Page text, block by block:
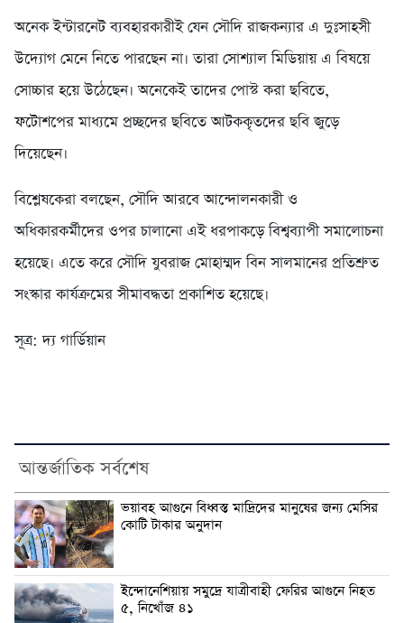
অনেক ইন্টারনেট ব্যবহারকারীই যেন সৌদি রাজকন্যার এ দুঃসাহসী
উদ্যোগ মেনে নিতে পারছেন না। তারা সোশ্যাল মিডিয়ায় এ বিষয়ে
সোচ্চার হয়ে উঠেছেন। অনেকেই তাদের পোস্ট করা ছবিতে,
ফটোশপের মাধ্যমে প্রচ্ছদের ছবিতে আটককৃতদের ছবি জুড়ে
দিয়েছেন।
বিশ্লেষকেরা বলছেন, সৌদি আরবে আন্দোলনকারী ও
অধিকারকর্মীদের ওপর চালানো এই ধরপাকড়ে বিশ্বব্যাপী সমালোচনা
হয়েছে। এতে করে সৌদি যুবরাজ মোহাম্মদ বিন সালমানের প্রতিশ্রুত
সংস্কার কার্যক্রমের সীমাবদ্ধতা প্রকাশিত হয়েছে।
সূত্র: দ্য গার্ডিয়ান
আন্তর্জাতিক সর্বশেষ
ভয়াবহ আগুনে বিধ্বস্ত মাদ্রিদের মানুষের জন্য মেসির
কোটি টাকার অনুদান
ইন্দোনেশিয়ায় সমুদ্রে যাত্রীবাহী ফেরির আগুনে নিহত
৫, নিখোঁজ ৪১